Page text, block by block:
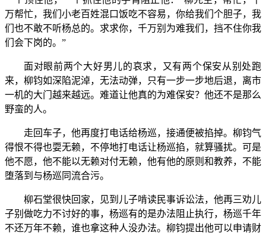
万帮忙，我们小老百姓混口饭吃不容易，你给我们个胆子，我
们也不敢不听杨总的。求求你，千万别为难我们，挡不住你我
们会下岗的。”
面对眼前两个大好男儿的哀求，又有两个保安从别处跑
来，柳钧如深陷泥淖，无法动弹，只有一步一步地后退，离市
一机的大门越来越远。难道让他真的为难保安？他还不是那么
野蛮的人。
走回车子，他再度打电话给杨巡，接通便被掐掉。柳钧气
得恨不得也耍无赖，不停地打电话让杨巡掐，就算骚扰。可是
他不愿，他不能以无赖对付无赖，他有他的原则和教养，不能
堕落到与杨巡同流合污。
柳石堂很快回家，见到儿子啃读民事诉讼法，他再三劝儿
子别做吃力不讨好的事，杨巡有的是办法阻止执行，杨巡千年
不还万年不赖，谁也拿这种人没办法。柳钧提出他可以申请财